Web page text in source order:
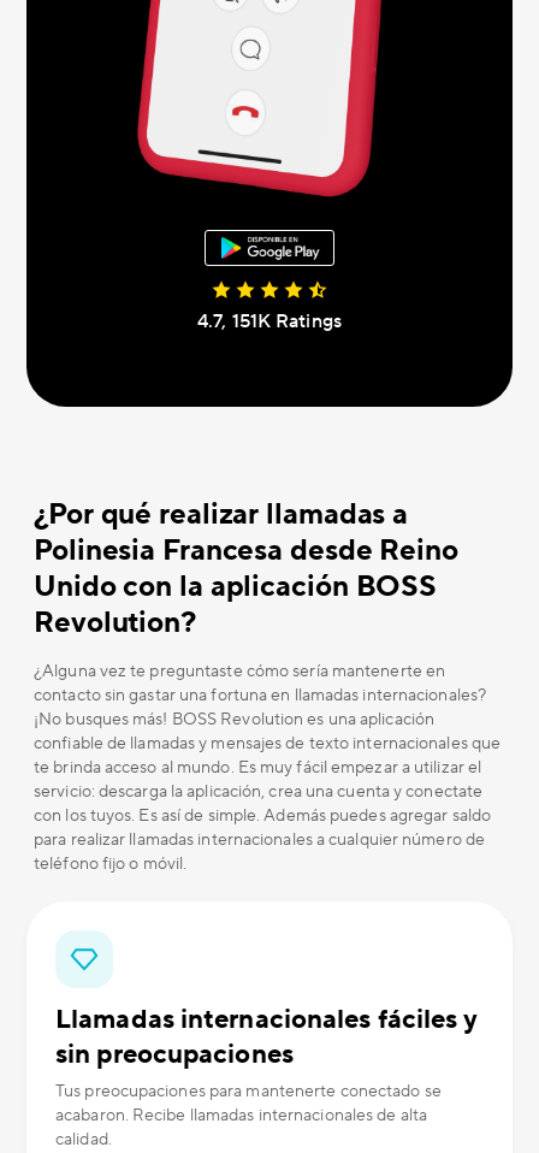
4.7, 151K Ratings
¿Por qué realizar llamadas a
Polinesia Francesa desde Reino
Unido con la aplicación BOSS
Revolution?
¿Alguna vez te preguntaste cómo sería mantenerte en
contacto sin gastar una fortuna en llamadas internacionales?
¡No busques más! BOSS Revolution es una aplicación
confiable de llamadas y mensajes de texto internacionales que
te brinda acceso al mundo. Es muy fácil empezar a utilizar el
servicio: descarga la aplicación, crea una cuenta y conectate
con los tuyos. Es así de simple. Además puedes agregar saldo
para realizar llamadas internacionales a cualquier número de
teléfono fijo o móvil.
Llamadas internacionales fáciles y
sin preocupaciones
Tus preocupaciones para mantenerte conectado se
acabaron. Recibe llamadas internacionales de alta
calidad.